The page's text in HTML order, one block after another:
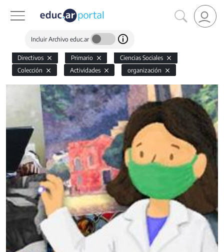
Incluir Archivo educ.ar
Directivos Primario
Ciencias Sociales
Colección
Actividades organización